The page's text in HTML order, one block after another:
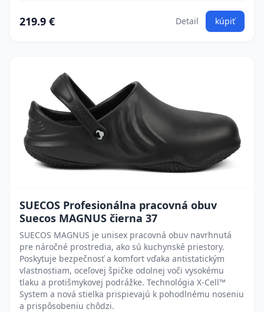
219.9 € Detail kúpiť
SUECOS Profesionálna pracovná obuv
Suecos MAGNUS čierna 37
SUECOS MAGNUS je unisex pracovná obuv navrhnutá
pre náročné prostredia, ako sú kuchynské priestory.
Poskytuje bezpečnosť a komfort vďaka antistatickým
vlastnostiam, oceľovej špičke odolnej voči vysokému
tlaku a protišmykovej podrážke. Technológia X-Cell™
System a nová stielka prispievajú k pohodlnému noseniu
a prispôsobeniu chôdzi.